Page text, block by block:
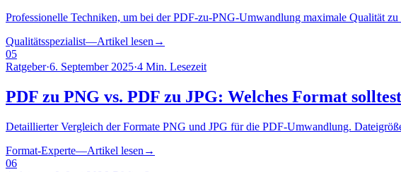
Professionelle Techniken, um bei der PDF-zu-PNG-Umwandlung maximale Qualität
Qualitätsspezialist—Artikel lesen →
05
Ratgeber·6. September 2025·4 Min. Lesezeit
PDF zu PNG vs. PDF zu JPG: Welches Format
Detaillierter Vergleich der Formate PNG und JPG für die PDF-Umwandlung.
Format-Experte—Artikel lesen →
06